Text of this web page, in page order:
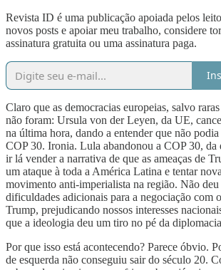
Revista ID é uma publicação apoiada pelos
novos posts e apoiar meu trabalho, considere
assinatura gratuita ou uma assinatura paga.
Claro que as democracias europeias, salvo
não foram: Ursula von der Leyen, da UE,
na última hora, dando a entender que não
COP 30. Ironia. Lula abandonou a COP 30, da
ir lá vender a narrativa de que as ameaças de
um ataque à toda a América Latina e tentar
movimento anti-imperialista na região. Não
dificuldades adicionais para a negociação com
Trump, prejudicando nossos interesses
que a ideologia deu um tiro no pé da
Por que isso está acontecendo? Parece óbvio.
de esquerda não conseguiu sair do século 20.